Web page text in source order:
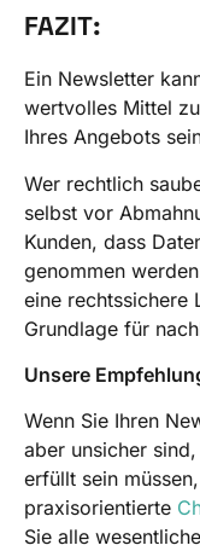
FAZIT:
Ein Newsletter
wertvolles Mittel
Ihres Angebots
Wer rechtlich
selbst vor
Kunden, dass
genommen
eine rechtssichere
Grundlage für
Unsere
Wenn Sie Ihren
aber unsicher
erfüllt sein
praxisorientierte
Sie alle